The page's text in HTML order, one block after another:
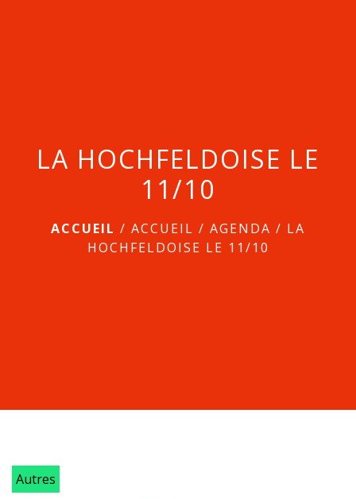
LA HOCHFELDOISE LE
11/10
ACCUEIL / ACCUEIL / AGENDA / LA
HOCHFELDOISE LE 11/10
Autres